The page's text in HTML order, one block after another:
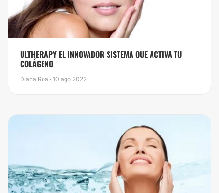
​ULTHERAPY EL INNOVADOR SISTEMA QUE ACTIVA TU
COLÁGENO
Diana Roa · 10 ago 2022